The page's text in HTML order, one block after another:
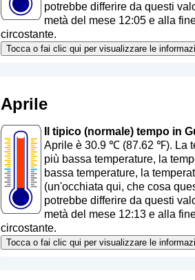
potrebbe differire da questi
metà del mese 12:05 e alla
circostante.
Tocca o fai clic qui per visualizzare le
Aprile
Il tipico (normale) tempo in
Aprile è 30.9 ℃ (87.62 ℉). La
più bassa temperature, la
bassa temperature, la
(un'occhiata qui, che cosa
potrebbe differire da questi
metà del mese 12:13 e alla
circostante.
Tocca o fai clic qui per visualizzare le